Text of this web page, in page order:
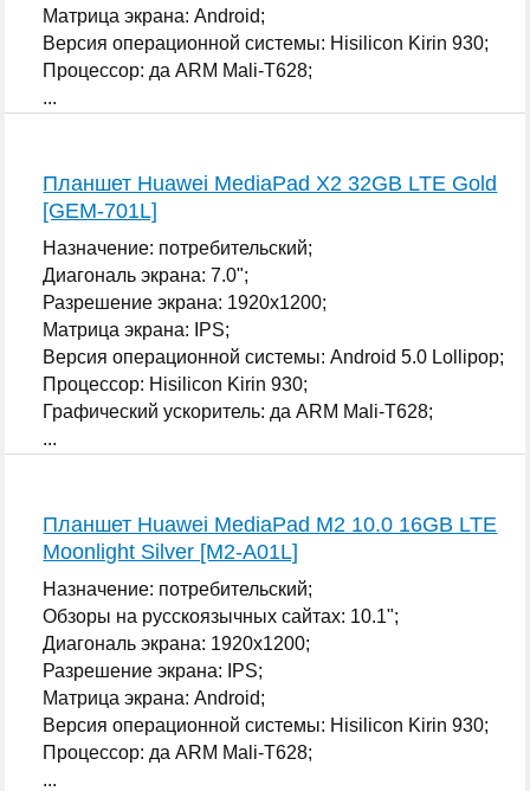
Матрица экрана: Android;
Версия операционной системы: Hisilicon Kirin 930;
Процессор: да ARM Mali-T628;
...
Планшет Huawei MediaPad X2 32GB LTE Gold
[GEM-701L]
Назначение: потребительский;
Диагональ экрана: 7.0";
Разрешение экрана: 1920x1200;
Матрица экрана: IPS;
Версия операционной системы: Android 5.0 Lollipop;
Процессор: Hisilicon Kirin 930;
Графический ускоритель: да ARM Mali-T628;
...
Планшет Huawei MediaPad M2 10.0 16GB LTE
Moonlight Silver [M2-A01L]
Назначение: потребительский;
Обзоры на русскоязычных сайтах: 10.1";
Диагональ экрана: 1920x1200;
Разрешение экрана: IPS;
Матрица экрана: Android;
Версия операционной системы: Hisilicon Kirin 930;
Процессор: да ARM Mali-T628;
...